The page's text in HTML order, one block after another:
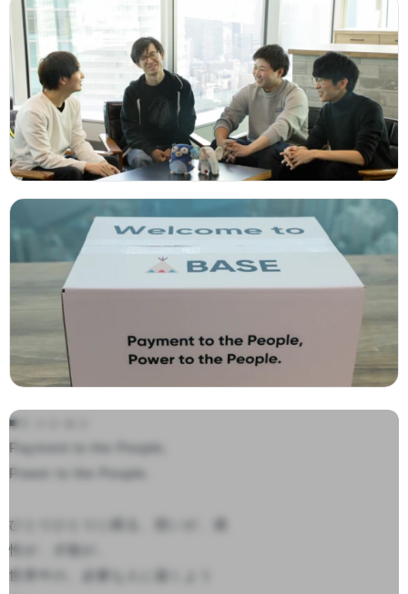
■ミッション
Payment to the People,
Power to the People.
ひとりひとりに眠る、想いが、感
性が、才能が。
世界中の、必要な人に届くよう